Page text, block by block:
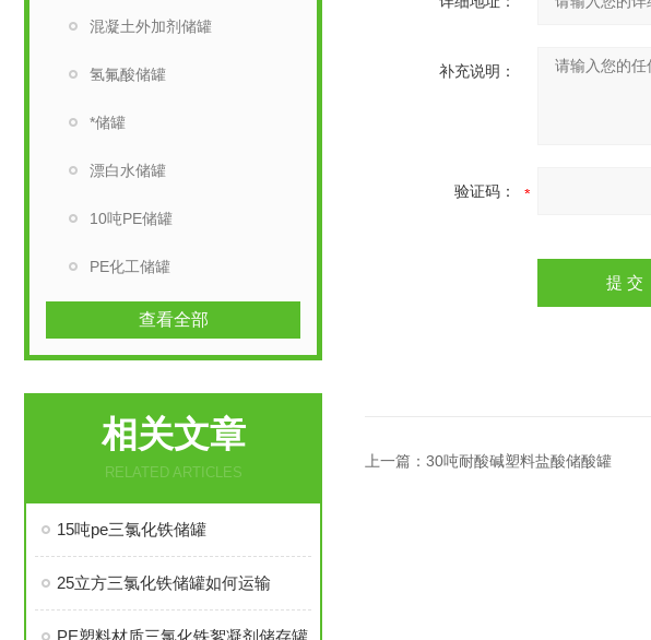
混凝土外加剂储罐
氢氟酸储罐
*储罐
漂白水储罐
10吨PE储罐
PE化工储罐
查看全部
相关文章
RELATED ARTICLES
15吨pe三氯化铁储罐
25立方三氯化铁储罐如何运输
PE塑料材质三氯化铁絮凝剂储存罐
补充说明：
验证码：
上一篇： 30吨耐酸碱塑料盐酸储酸罐